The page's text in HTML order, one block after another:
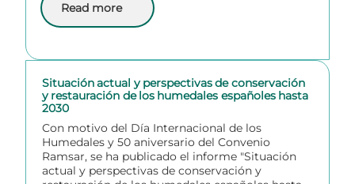
Read more
about Recopilación e identificación de acciones de
Situación actual y perspectivas de conservación
y restauración de los humedales españoles hasta
2030
Con motivo del Día Internacional de los
Humedales y 50 aniversario del Convenio
Ramsar, se ha publicado el informe "Situación
actual y perspectivas de conservación y